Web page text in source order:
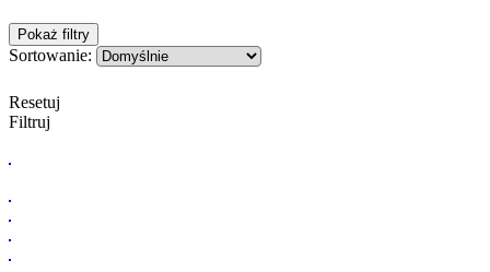
Pokaż filtry
Sortowanie:
Resetuj
Filtruj